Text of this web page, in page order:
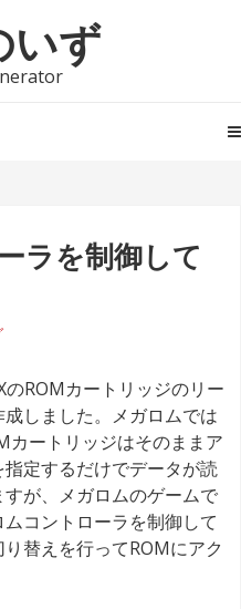
いず
ラを制御して
のROMカートリッジのリー
成しました。メガロムでは
カートリッジはそのままア
指定するだけでデータが読
すが、メガロムのゲームで
ムコントローラを制御して
替えを行ってROMにアク